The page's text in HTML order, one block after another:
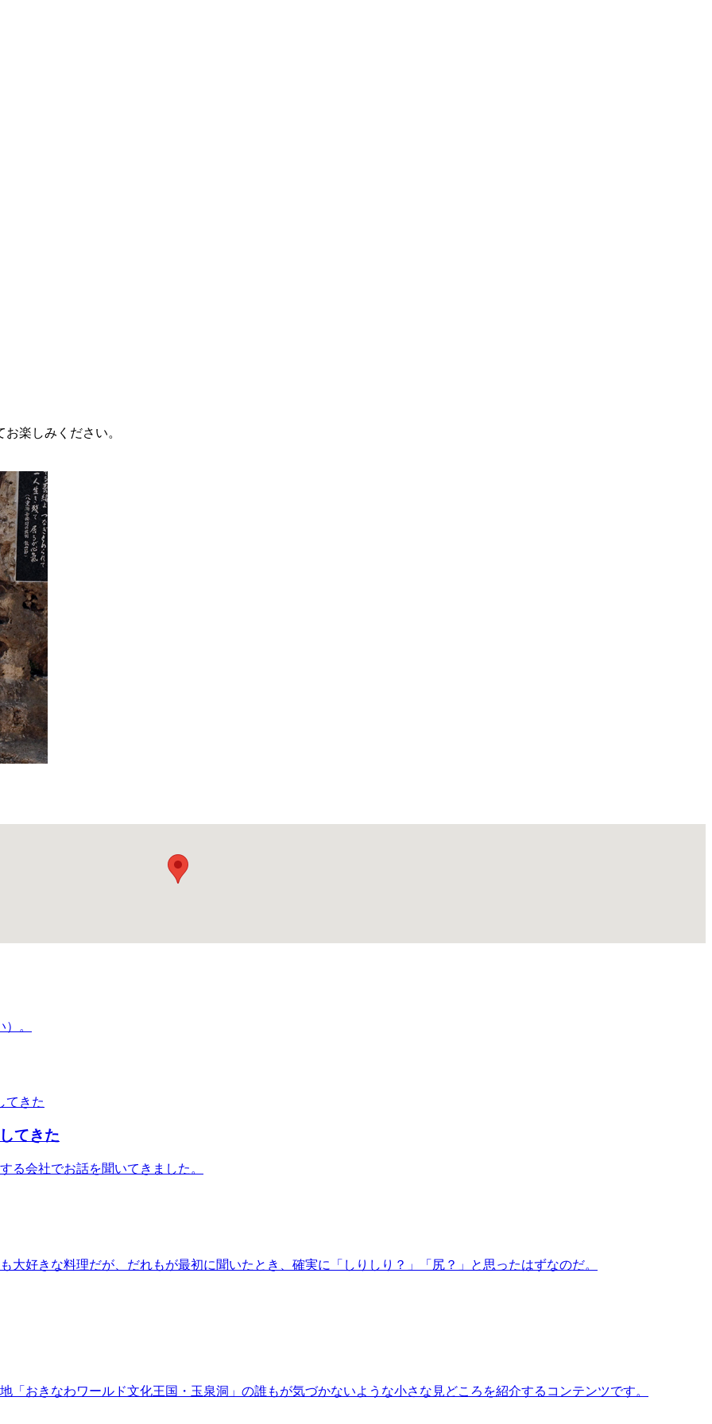
楽しみください。
てきた
る会社でお話を聞いてきました。
大好きな料理だが、だれもが最初に聞いたとき、確実に「しりしり？」「尻？」と思ったはずなのだ。
「おきなわワールド文化王国・玉泉洞」の誰もが気づかないような小さな見どころを紹介するコンテンツです。